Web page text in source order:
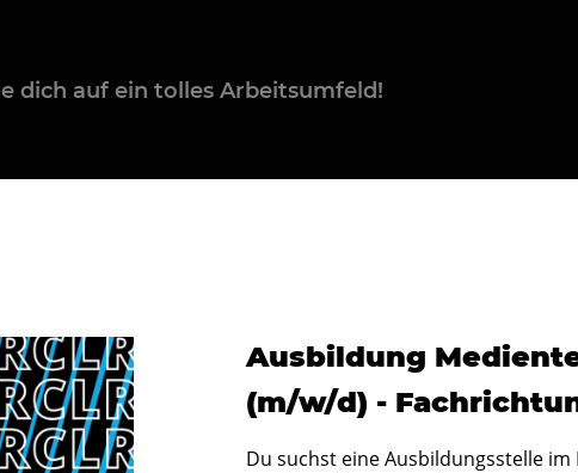
dich auf ein tolles Arbeitsumfeld!
Ausbildung
(m/w/d) -
Du suchst eine Ausbildungsstelle